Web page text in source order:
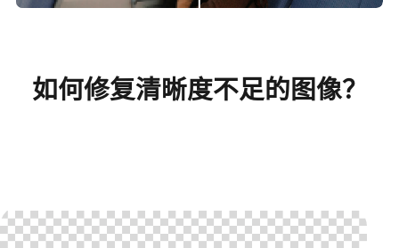
如何修复清晰度不足的图像？